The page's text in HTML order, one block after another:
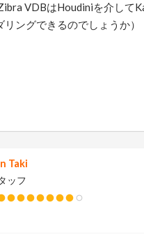
VDBはHoudiniを介して
リングできるのでしょうか）
Taki
ッフ